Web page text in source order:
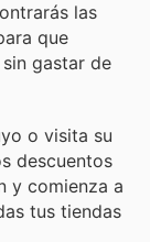
las
que
gastar de
o visita su
descuentos
y comienza a
tus tiendas